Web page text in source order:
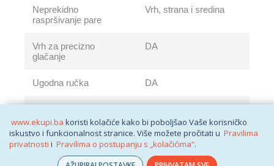
www.ekupi.ba koristi kolačiće kako bi poboljšao Vaše korisničko
iskustvo i funkcionalnost stranice. Više možete pročitati u Pravilima
privatnosti i Pravilima o postupanju s „kolačićima“.
Neprekidno
raspršivanje pare
Vrh, strana i sredina
Vrh za precizno
glačanje
DA
Ugodna ručka DA
Automatsko
isključivanje
NE